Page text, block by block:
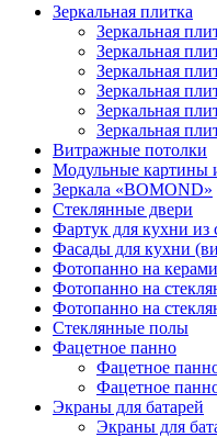
Зеркальная плитка
Зеркальная
Зеркальная
Зеркальная
Зеркальная
Зеркальная
Зеркальная
Витражные потолки
Модульные картины
Зеркала «BOMOND»
Стеклянные двери
Фартук для кухни из
Фасады для кухни
Фотопанно на
Фотопанно на
Фотопанно на
Стеклянные полы
Фацетное панно
Фацетное
Фацетное
Экраны для батарей
Экраны для